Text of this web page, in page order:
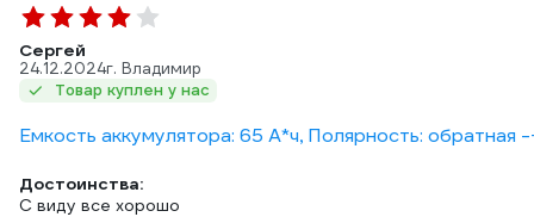
Сергей
24.12.2024г. Владимир
Товар куплен у нас
Емкость аккумулятора: 65 А*ч, Полярность: обратная -
Достоинства:
С виду все хорошо